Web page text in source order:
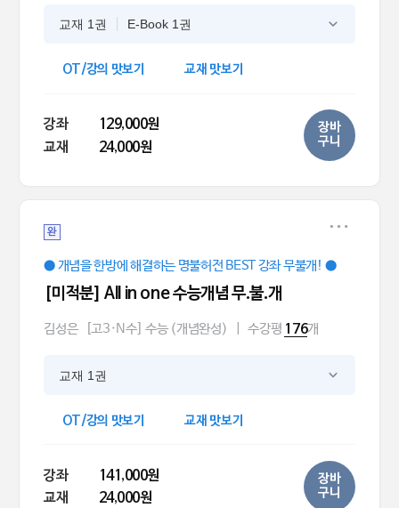
교재 1권 E-Book 1권
OT/강의 맛보기 교재 맛보기
강좌
129,000원
교재
24,000원
장바
구니
완
● 개념을 한방에 해결하는 명불허전 BEST 강좌 무불개! ●
[미적분] All in one 수능개념 무.불.개
김성은 [고3·N수] 수능 (개념완성) 수강평 176개
교재 1권
OT/강의 맛보기 교재 맛보기
강좌
141,000원
교재
24,000원
장바
구니